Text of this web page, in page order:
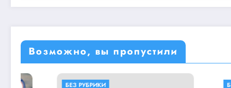
Возможно, вы пропустили
БЕЗ РУБРИКИ БЕЗ РУБРИКИ